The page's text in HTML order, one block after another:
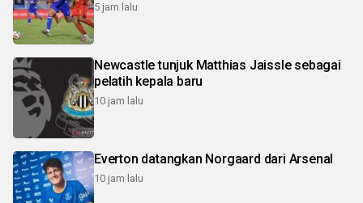
5 jam lalu
Newcastle tunjuk Matthias Jaissle sebagai
pelatih kepala baru
10 jam lalu
Everton datangkan Norgaard dari Arsenal
10 jam lalu